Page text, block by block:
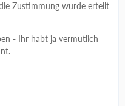
Zustimmung wurde erteilt
- Ihr habt ja vermutlich